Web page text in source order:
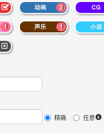
2
动画 CG
1 1
声乐 小说
精确 任意